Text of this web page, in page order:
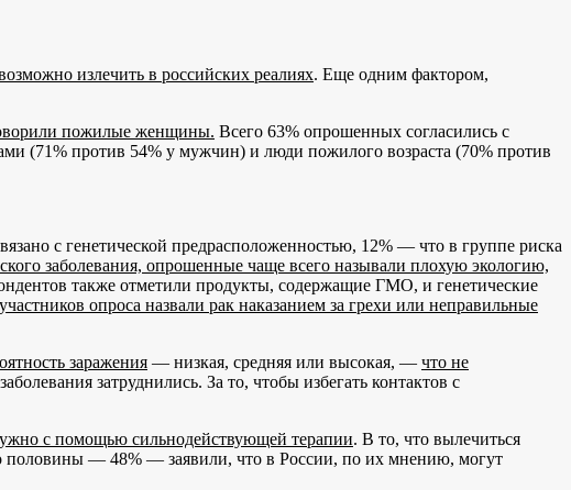
излечить в российских реалиях. Еще одним фактором,
пожилые женщины. Всего 63% опрошенных согласились с
(71% против 54% у мужчин) и люди пожилого возраста (70% против
с генетической предрасположенностью, 12% — что в группе риска
заболевания, опрошенные чаще всего называли плохую экологию,
также отметили продукты, содержащие ГМО, и генетические
опроса назвали рак наказанием за грехи или неправильные
заражения — низкая, средняя или высокая, — что не
затруднились. За то, чтобы избегать контактов с
с помощью сильнодействующей терапии. В то, что вылечиться
половины — 48% — заявили, что в России, по их мнению, могут